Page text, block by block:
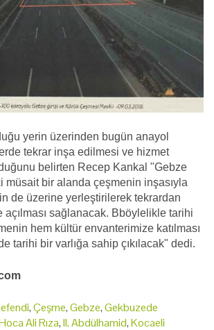
yerin üzerinden bugün anayol
tekrar inşa edilmesi ve hizmet
belirten Recep Kankal "Gebze
müsait bir alanda çeşmenin inşasıyla
de üzerine yerleştirilerek tekrardan
açılması sağlanacak. Bböylelikle tarihi
hem kültür envanterimize katılması
tarihi bir varlığa sahip çıkılacak" dedi.
,Çeşme,Gebze,Gekbuzede
Ali Rıza,II. Abdülhamid,Kocaeli